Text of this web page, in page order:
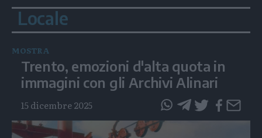
Locale
MOSTRA
Trento, emozioni d'alta quota in
immagini con gli Archivi Alinari
15 dicembre 2025
questo
articolo
questo